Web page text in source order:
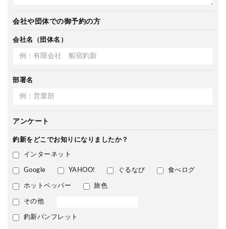
会社や団体での御予約の方
会社名（団体名）
部署名
アンケート
釣新をどこでお知りになりましたか？
インターネット
Google YAHOO! ぐるなび 食べログ
ホットペッパー 旅色
その他
釣新パンフレット